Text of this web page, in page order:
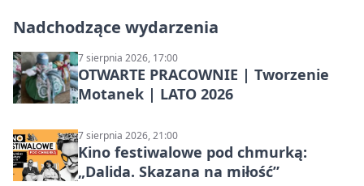
Nadchodzące wydarzenia
7 sierpnia 2026, 17:00
OTWARTE PRACOWNIE | Tworzenie
Motanek | LATO 2026
7 sierpnia 2026, 21:00
Kino festiwalowe pod chmurką:
„Dalida. Skazana na miłość”